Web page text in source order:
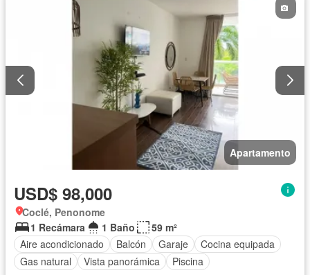
Apartamento
USD$ 98,000
Coclé, Penonome
1 Recámara
1 Baño
59 m²
Aire acondicionado
Balcón Garaje
Cocina equipada
Gas natural
Vista panorámica Piscina